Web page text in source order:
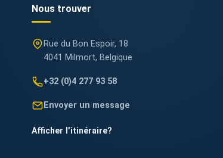
Nous trouver
Rue du Bon Espoir, 18
4041 Milmort, Belgique
+32 (0)4 277 93 58
Envoyer un message
Afficher l’itinéraire?